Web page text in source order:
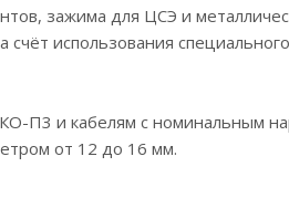
зажима для ЦСЭ и
использования
П3 и кабелям с номинальным
от 12 до 16 мм.